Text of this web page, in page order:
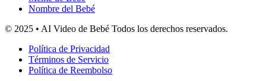
Nombre del Bebé
© 2025 • AI Video de Bebé Todos los derechos reservados.
Política de Privacidad
Términos de Servicio
Política de Reembolso